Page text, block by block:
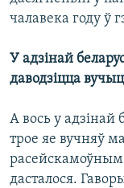
чалавека году ў
У адзінай
даводзіцца
А вось у адзінай
трое яе вучняў
расейскамоўным
дасталося.